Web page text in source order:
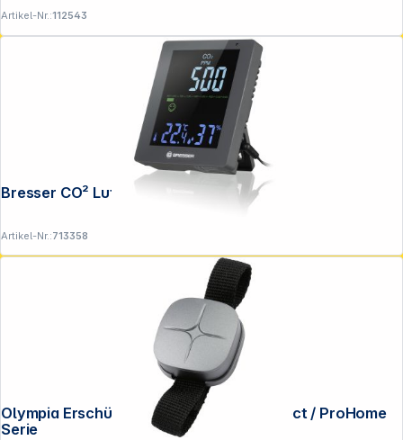
Artikel-Nr.:112543
Bresser CO² Luftqualitätsmonitor grau
Artikel-Nr.:713358
Olympia Erschütterungssensor für Protect / ProHome
Serie